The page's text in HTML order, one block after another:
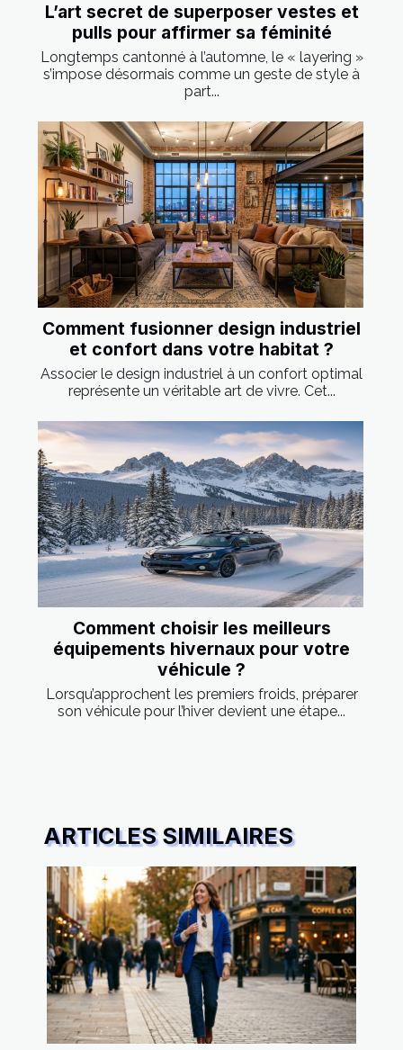
L’art secret de superposer vestes et
pulls pour affirmer sa féminité
Longtemps cantonné à l’automne, le « layering »
s’impose désormais comme un geste de style à
part...
Comment fusionner design industriel
et confort dans votre habitat ?
Associer le design industriel à un confort optimal
représente un véritable art de vivre. Cet...
Comment choisir les meilleurs
équipements hivernaux pour votre
véhicule ?
Lorsqu’approchent les premiers froids, préparer
son véhicule pour l’hiver devient une étape...
ARTICLES SIMILAIRES